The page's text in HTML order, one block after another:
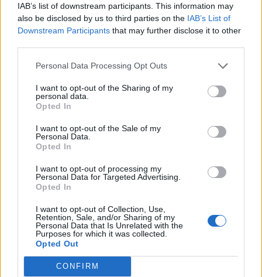
IAB’s list of downstream participants. This information may
also be disclosed by us to third parties on the IAB’s List of
Downstream Participants that may further disclose it to other
Personal Data Processing Opt Outs
I want to opt-out of the Sharing of my
personal data.
Opted In
I want to opt-out of the Sale of my
Personal Data.
Opted In
I want to opt-out of processing my
Personal Data for Targeted Advertising.
Opted In
I want to opt-out of Collection, Use,
Retention, Sale, and/or Sharing of my
Personal Data that Is Unrelated with the
Purposes for which it was collected.
Opted Out
CONFIRM
T. szereti a fiatal lányokat 14. rész
Pedig szóltam… – Miért nem hiszünk a
nőknek, amikor segítséget kérnek?
A legidegesítőbb kifejezések laza
gyűjteménye
Elyna Robbs: Adéle és az örökölt árnyak